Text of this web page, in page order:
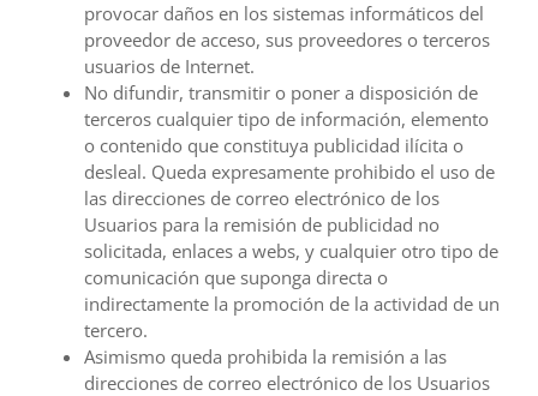
provocar daños en los sistemas informáticos del
proveedor de acceso, sus proveedores o terceros
usuarios de Internet.
No difundir, transmitir o poner a disposición de
terceros cualquier tipo de información, elemento
o contenido que constituya publicidad ilícita o
desleal. Queda expresamente prohibido el uso de
las direcciones de correo electrónico de los
Usuarios para la remisión de publicidad no
solicitada, enlaces a webs, y cualquier otro tipo de
comunicación que suponga directa o
indirectamente la promoción de la actividad de un
tercero.
Asimismo queda prohibida la remisión a las
direcciones de correo electrónico de los Usuarios